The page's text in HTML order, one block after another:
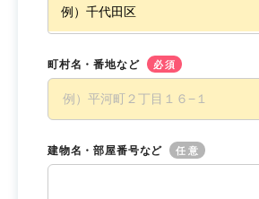
町村名・番地など 必須
建物名・部屋番号など 任意